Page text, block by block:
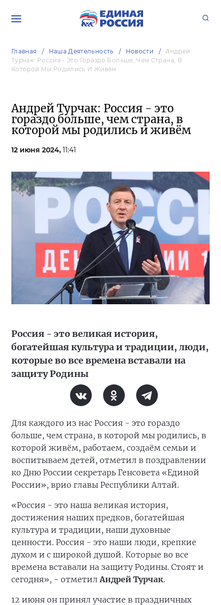
Главная Наша Деятельность Новости
Андрей
Турчак: Россия - Это Гораздо Больше, Чем Страна, В
Которой Мы Родились И Живём
Андрей Турчак: Россия - это
гораздо больше, чем страна, в
которой мы родились и живём
12 июня 2024, 11:41
Россия - это великая история,
богатейшая культура и традиции, люди,
которые во все времена вставали на
защиту Родины
Для каждого из нас Россия - это гораздо
больше, чем страна, в которой мы родились, в
которой живём, работаем, создаём семьи и
воспитываем детей, отметил в поздравлении
ко Дню России секретарь Генсовета «Единой
России», врио главы Республики Алтай.
«Россия - это наша великая история,
достижения наших предков, богатейшая
культура и традиции, наши духовные
ценности. Россия - это наши люди, крепкие
духом и с широкой душой. Которые во все
времена вставали на защиту Родины. Стоят и
сегодня», - отметилАндрей Турчак.
12 июня он принял участие в праздничных